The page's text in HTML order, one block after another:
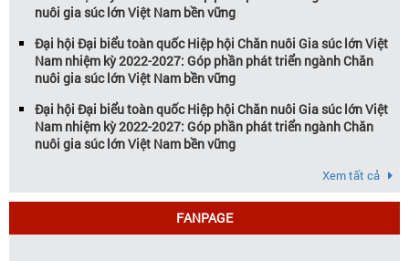
nuôi gia súc lớn Việt Nam bền vững
Đại hội Đại biểu toàn quốc Hiệp hội Chăn nuôi Gia súc lớn Việt
Nam nhiệm kỳ 2022-2027: Góp phần phát triển ngành Chăn
nuôi gia súc lớn Việt Nam bền vững
Đại hội Đại biểu toàn quốc Hiệp hội Chăn nuôi Gia súc lớn Việt
Nam nhiệm kỳ 2022-2027: Góp phần phát triển ngành Chăn
nuôi gia súc lớn Việt Nam bền vững
Xem tất cả
FANPAGE